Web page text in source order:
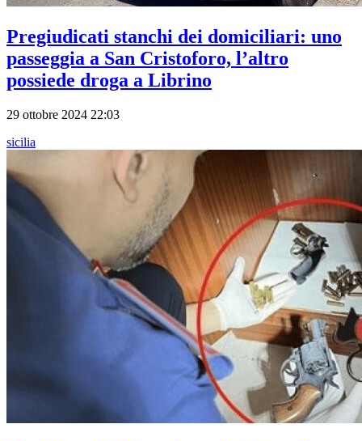
Pregiudicati stanchi dei domiciliari: uno
passeggia a San Cristoforo, l’altro
possiede droga a Librino
29 ottobre 2024 22:03
sicilia